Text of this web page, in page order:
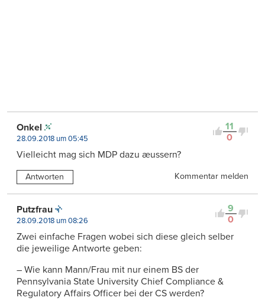
11
0
Onkel
28.09.2018 um 05:45
Vielleicht mag sich MDP dazu æussern?
Antworten Kommentar melden
9
0
Putzfrau
28.09.2018 um 08:26
Zwei einfache Fragen wobei sich diese gleich selber
die jeweilige Antworte geben:
– Wie kann Mann/Frau mit nur einem BS der
Pennsylvania State University Chief Compliance &
Regulatory Affairs Officer bei der CS werden?